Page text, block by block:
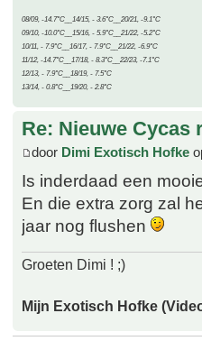
08/09, -14.7°C__14/15, - 3.6°C__20/21, -9.1°C
09/10, -10.0°C__15/16, - 5.9°C__21/22, -5.2°C
10/11, - 7.9°C__16/17, - 7.9°C__21/22, -6.9°C
11/12, -14.7°C__17/18, - 8.3°C__22/23, -7.1°C
12/13, - 7.9°C__18/19, - 7.5°C
13/14, - 0.8°C__19/20, - 2.8°C
Re: Nieuwe Cycas
door Dimi Exotisch Hofke
Is inderdaad een
En die extra zorg zal
jaar nog flushen
Groeten Dimi ! ;)
Mijn Exotisch Hofke